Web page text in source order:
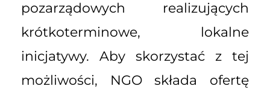
pozarządowych realizujących
krótkoterminowe, lokalne
inicjatywy. Aby skorzystać z tej
możliwości, NGO składa ofertę